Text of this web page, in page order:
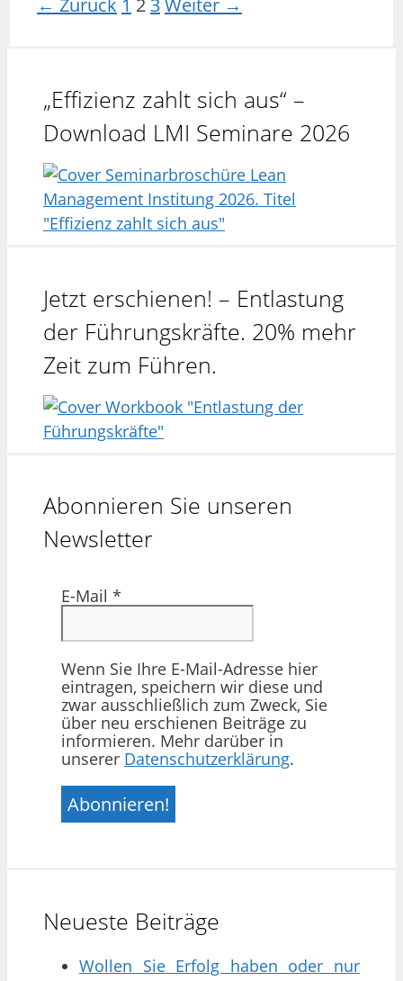
← Zurück 1 2 3Weiter →
„Effizienz zahlt sich aus“ –
Download LMI Seminare 2026
Jetzt erschienen! – Entlastung
der Führungskräfte. 20% mehr
Zeit zum Führen.
Abonnieren Sie unseren
Newsletter
E-Mail *
Wenn Sie Ihre E-Mail-Adresse hier
eintragen, speichern wir diese und
zwar ausschließlich zum Zweck, Sie
über neu erschienen Beiträge zu
informieren. Mehr darüber in
unserer Datenschutzerklärung.
Neueste Beiträge
Wollen Sie Erfolg haben oder nur